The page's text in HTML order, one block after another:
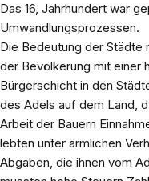
Das 16, Jahrhundert war
Umwandlungsprozessen.
Die Bedeutung der Städte
der Bevölkerung mit einer
Bürgerschicht in den
des Adels auf dem Land,
Arbeit der Bauern
lebten unter ärmlichen
Abgaben, die ihnen vom